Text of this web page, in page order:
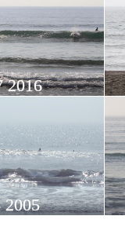
2016
2005